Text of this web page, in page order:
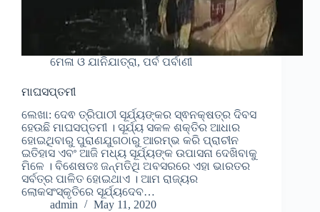
ମେଳା ଓ ଯାନିଯାତ୍ରା, ପର୍ବ ପର୍ବାଣୀ
ମାଘସପ୍ତମୀ
ଲେଖା: ଦେଵ ତ୍ରିପାଠୀ ସୂର୍ଯ୍ୟଙ୍କର ସ୍ଵନକ୍ଷତ୍ର ଦିବସ
ହେଉଛି ମାଘସପ୍ତମୀ । ସୂର୍ଯ୍ୟ ସକଳ ଶକ୍ତିର ଆଧାର
ହୋଇଥିବାରୁ ପୁରାଣଯୁଗଠାରୁ ଆରମ୍ଭ କରି ପ୍ରାଚୀନ
ଇତିହାସ ଏବଂ ଆଜି ମଧ୍ୟ ସୂର୍ଯ୍ୟଙ୍କ ଉପାସନା ଦେଖିବାକୁ
ମିଳେ । ବିଶେଷତଃ ଜନ୍ମତିଥି ଅବସରରେ ଏହା ଭାରତର
ସର୍ବତ୍ର ପାଳିତ ହୋଇଥାଏ । ଆମ ରାଜ୍ୟର
ଲୋକସଂସ୍କୃତିରେ ସୂର୍ଯ୍ୟଦେବ…
admin
May 11, 2020